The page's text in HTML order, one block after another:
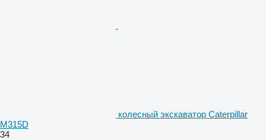
колесный экскаватор Caterpillar
M315D
34